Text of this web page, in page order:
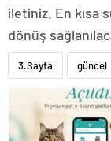
iletiniz. En kısa
dönüş
3.Sayfa güncel